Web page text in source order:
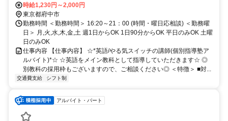
時給1,230円～2,000円
東京都府中市
勤務時間 ＜勤務時間＞ 16:20～21：00 (時間・曜日応相談) ＜勤務曜
日＞ 月,火,水,木,金,土 週1日からOK 1日90分からOK 平日のみOK 土曜
日のみOK
仕事内容 【仕事内容】 ☆*英語/やる気スイッチの講師(個別指導塾ア
ルバイト)*☆ ☆英語をメイン教科として指導していただきます☆ ◎
別教科の採用枠もございますので、ご相談ください◎ ＜特徴＞ ■対...
交通費支給 シフト制
アルバイト・パート